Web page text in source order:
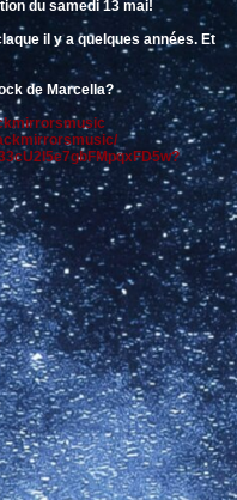
du samedi 13 mai!
il y a quelques années. Et
de Marcella?